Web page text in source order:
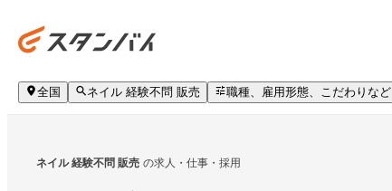
全国 ネイル 経験不問 販売 職種、雇用形態、こだわりなど
ネイル 経験不問 販売 の求人・仕事・採用